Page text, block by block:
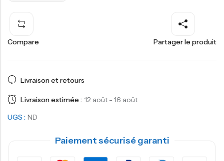
Compare Partager le produit
Livraison et retours
Livraison estimée : 12 août - 16 août
UGS : ND
Paiement sécurisé garanti